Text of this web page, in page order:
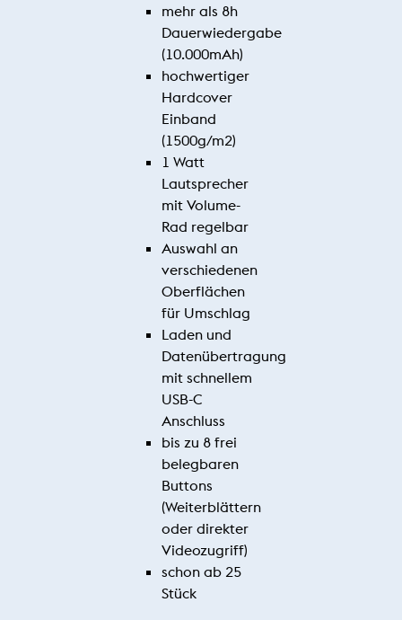
mehr als 8h
Dauerwiedergabe
(10.000mAh)
hochwertiger
Hardcover
Einband
(1500g/m2)
1 Watt
Lautsprecher
mit Volume-
Rad regelbar
Auswahl an
verschiedenen
Oberflächen
für Umschlag
Laden und
Datenübertragung
mit schnellem
USB-C
Anschluss
bis zu 8 frei
belegbaren
Buttons
(Weiterblättern
oder direkter
Videozugriff)
schon ab 25
Stück